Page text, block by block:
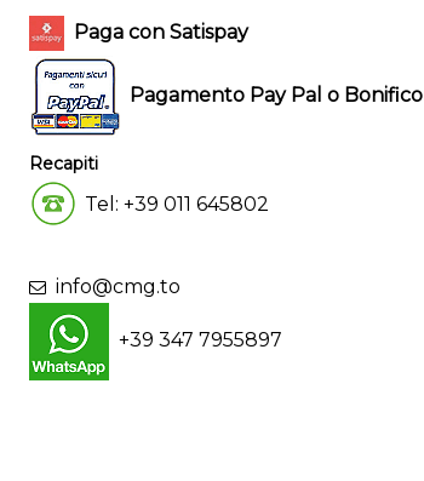
Paga con Satispay
Pagamento Pay Pal o Bonifico
Recapiti
Tel: +39 011 645802
info@cmg.to
+39 347 7955897